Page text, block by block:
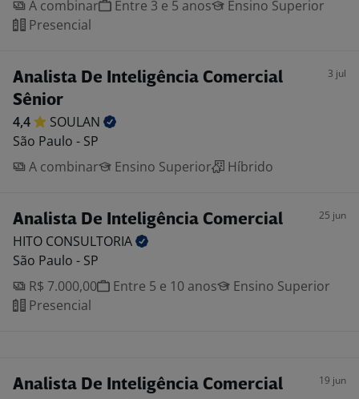
A combinar
Entre 3 e 5 anos
Ensino Superior
Presencial
Analista De Inteligência Comercial
Sênior
3 jul
4,4
SOULAN
São Paulo - SP
A combinar
Ensino Superior Híbrido
Analista De Inteligência Comercial 25 jun
HITO CONSULTORIA
São Paulo - SP
R$ 7.000,00
Entre 5 e 10 anos
Ensino Superior
Presencial
Analista De Inteligência Comercial 19 jun